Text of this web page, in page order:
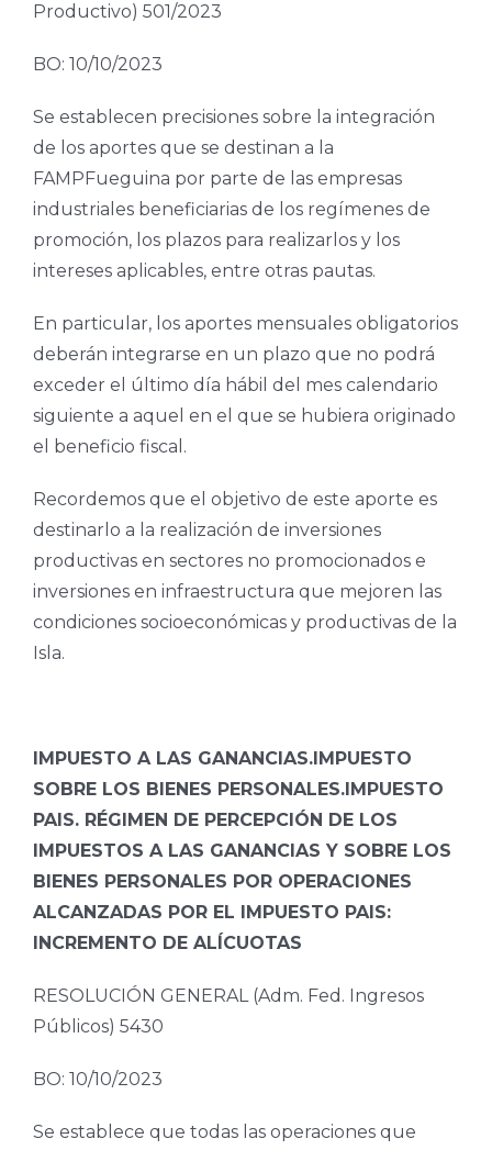
Productivo) 501/2023
BO: 10/10/2023
Se establecen precisiones sobre la integración
de los aportes que se destinan a la
FAMPFueguina por parte de las empresas
industriales beneficiarias de los regímenes de
promoción, los plazos para realizarlos y los
intereses aplicables, entre otras pautas.
En particular, los aportes mensuales obligatorios
deberán integrarse en un plazo que no podrá
exceder el último día hábil del mes calendario
siguiente a aquel en el que se hubiera originado
el beneficio fiscal.
Recordemos que el objetivo de este aporte es
destinarlo a la realización de inversiones
productivas en sectores no promocionados e
inversiones en infraestructura que mejoren las
condiciones socioeconómicas y productivas de la
Isla.
IMPUESTO A LAS GANANCIAS.IMPUESTO
SOBRE LOS BIENES PERSONALES.IMPUESTO
PAIS. RÉGIMEN DE PERCEPCIÓN DE LOS
IMPUESTOS A LAS GANANCIAS Y SOBRE LOS
BIENES PERSONALES POR OPERACIONES
ALCANZADAS POR EL IMPUESTO PAIS:
INCREMENTO DE ALÍCUOTAS
RESOLUCIÓN GENERAL (Adm. Fed. Ingresos
Públicos) 5430
BO: 10/10/2023
Se establece que todas las operaciones que